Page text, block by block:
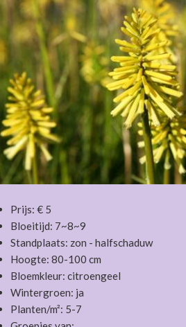
Prijs: € 5
Bloeitijd: 7~8~9
Standplaats: zon - halfschaduw
Hoogte: 80-100 cm
Bloemkleur: citroengeel
Wintergroen: ja
Planten/m²: 5-7